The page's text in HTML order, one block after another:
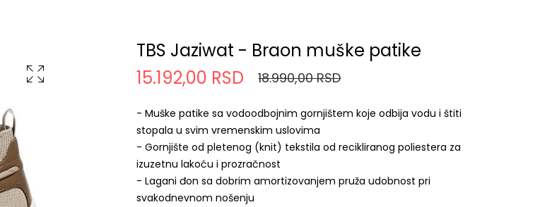
TBS Jaziwat - Braon muške patike
15.192,00 RSD
18.990,00 RSD
- Muške patike sa vodoodbojnim gornjištem koje odbija vodu i štiti
stopala u svim vremenskim uslovima
- Gornjište od pletenog (knit) tekstila od recikliranog poliestera za
izuzetnu lakoću i prozračnost
- Lagani đon sa dobrim amortizovanjem pruža udobnost pri
svakodnevnom nošenju